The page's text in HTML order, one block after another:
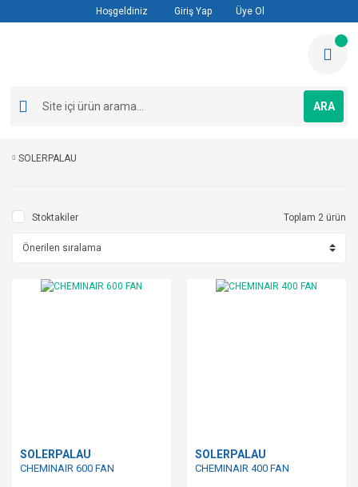
Hoşgeldiniz Giriş Yap Üye Ol
ARA
SOLERPALAU
Stoktakiler Toplam 2 ürün
SOLERPALAU
CHEMINAIR 600 FAN
SOLERPALAU
CHEMINAIR 400 FAN